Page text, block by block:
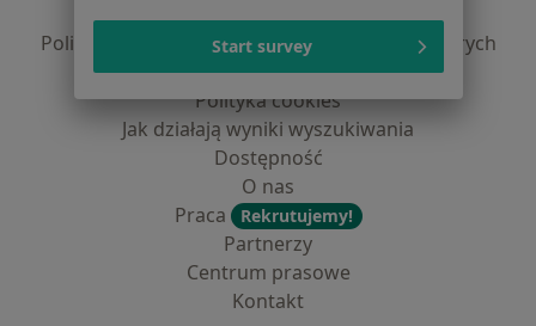
Polityka prywatności profesjonalistów
Polityka prywatności dla profesjonalistów, których
dane pozyskaliśmy samodzielnie
Polityka cookies
Jak działają wyniki wyszukiwania
Dostępność
O nas
Praca
Rekrutujemy!
Partnerzy
Centrum prasowe
Kontakt
Start survey